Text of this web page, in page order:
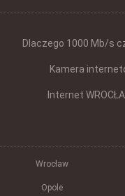
Dlaczego 1000 Mb/s
Kamera
Internet
Wrocław
Opole